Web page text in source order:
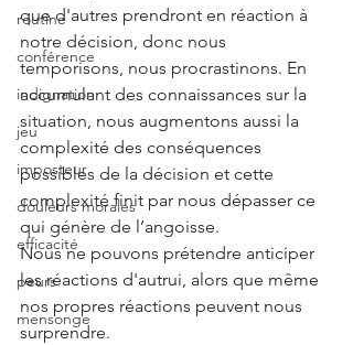
routine
conférence
indignation
jeu
imposteur
douleurs morales
efficacité
peurs
mensonge
que d'autres prendront en réaction à
notre décision, donc nous
temporisons, nous procrastinons. En
accumulant des connaissances sur la
situation, nous augmentons aussi la
complexité des conséquences
possibles de la décision et cette
complexité finit par nous dépasser ce
qui génère de l’angoisse.
Nous ne pouvons prétendre anticiper
les réactions d'autrui, alors que même
nos propres réactions peuvent nous
surprendre.